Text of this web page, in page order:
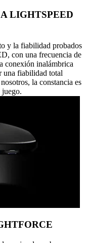
LIGHTSPEED
y la fiabilidad probados
con una frecuencia de
conexión inalámbrica
una fiabilidad total
la constancia es
juego.